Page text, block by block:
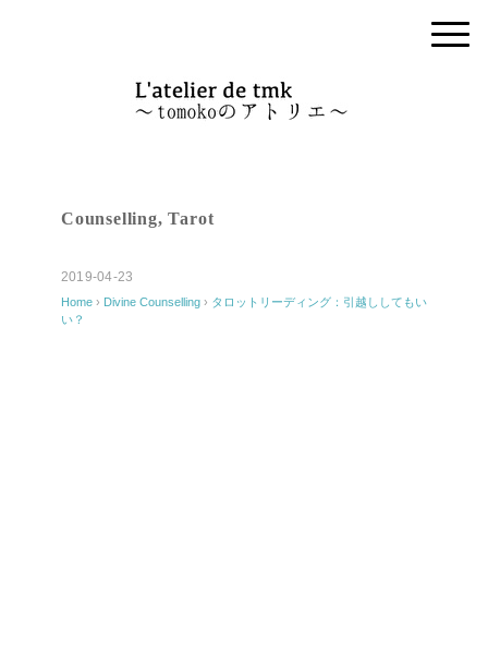
Counselling,Tarot
2019-04-23
Home › Divine Counselling › タロットリーディング：引越ししてもい
い？